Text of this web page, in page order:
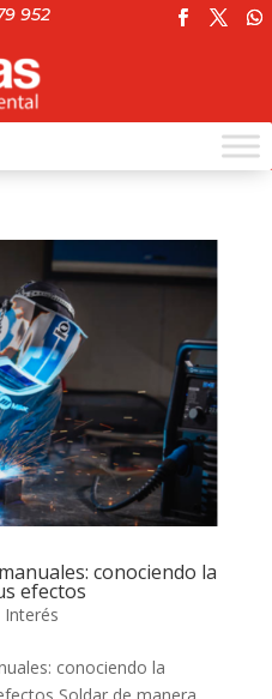
952
conociendo la
efectos
Interés
conociendo la
Soldar de manera